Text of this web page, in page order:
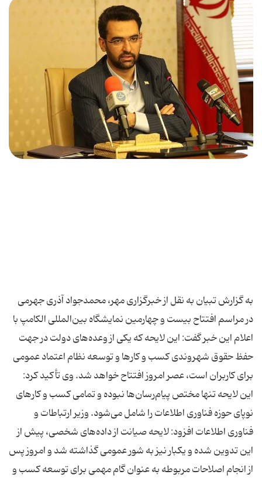
به گزارش تبیان به نقل از خبرگزاری مهر، محمدجواد آذری جهرمی
در مراسم افتتاح بیست و چهارمین نمایشگاه بین‌المللی الکامپ با
اعلام این خبر گفت: این لایحه که یکی از وعده‌های دولت در جهت
حفظ حقوق شهروندی کسب و کارها و توسعه نظام اعتماد عمومی
برای کاربران است، عصر امروز افتتاح خواهد شد. وی تأکید کرد:
این لایحه تنها مختص پیام‌رسان‌ها نبوده و تمامی کسب و کارهای
نوپای حوزه فناوری اطلاعات را شامل می‌شود. وزیر ارتباطات و
فناوری اطلاعات افزود: لایحه صیانت از داده‌های شخصی، پیش از
این تدوین شده و یکبار نیز به شور عمومی گذاشته شد و امروز پس
از انجام اصلاحات مربوطه به عنوان گام مهمی برای توسعه کسب و